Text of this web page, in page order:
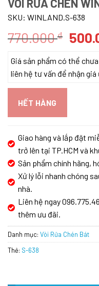
VÒI RỬA CHÉN
SKU: WINLAND.S-638
770.000₫ Giá
là:
Giá sản phẩm có thể
liên hệ tư vấn để nhận giá
HẾT HÀNG
Giao hàng và lắp đặt
trở lên tại TP.HCM và
Sản phẩm chính hãng,
Xử lý lỗi nhanh chóng
nhà.
Liên hệ ngay
thêm ưu đãi.
Danh mục: Vòi Rửa Chén Bát
Thẻ: S-638